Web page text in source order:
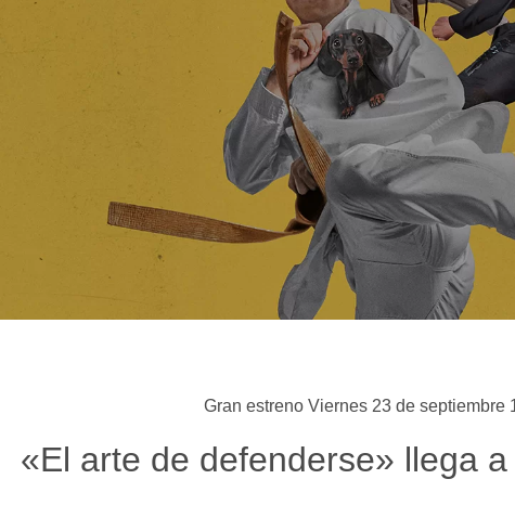
Gran estreno Viernes 23 de septiembre
«El arte de defenderse» llega